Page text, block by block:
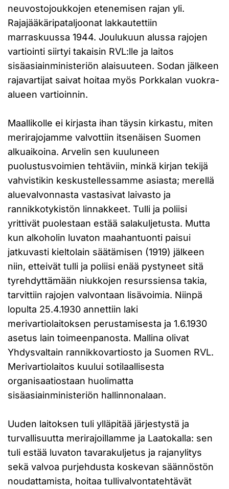
neuvostojoukkojen etenemisen rajan yli.
Rajajääkäripataljoonat lakkautettiin
marraskuussa 1944. Joulukuun alussa rajojen
vartiointi siirtyi takaisin RVL:lle ja laitos
sisäasiainministeriön alaisuuteen. Sodan jälkeen
rajavartijat saivat hoitaa myös Porkkalan vuokra-
alueen vartioinnin.
Maallikolle ei kirjasta ihan täysin kirkastu, miten
merirajojamme valvottiin itsenäisen Suomen
alkuaikoina. Arvelin sen kuuluneen
puolustusvoimien tehtäviin, minkä kirjan tekijä
vahvistikin keskustellessamme asiasta; merellä
aluevalvonnasta vastasivat laivasto ja
rannikkotykistön linnakkeet. Tulli ja poliisi
yrittivät puolestaan estää salakuljetusta. Mutta
kun alkoholin luvaton maahantuonti paisui
jatkuvasti kieltolain säätämisen (1919) jälkeen
niin, etteivät tulli ja poliisi enää pystyneet sitä
tyrehdyttämään niukkojen resurssiensa takia,
tarvittiin rajojen valvontaan lisävoimia. Niinpä
lopulta 25.4.1930 annettiin laki
merivartiolaitoksen perustamisesta ja 1.6.1930
asetus lain toimeenpanosta. Mallina olivat
Yhdysvaltain rannikkovartiosto ja Suomen RVL.
Merivartiolaitos kuului sotilaallisesta
organisaatiostaan huolimatta
sisäasiainministeriön hallinnonalaan.
Uuden laitoksen tuli ylläpitää järjestystä ja
turvallisuutta merirajoillamme ja Laatokalla: sen
tuli estää luvaton tavarakuljetus ja rajanylitys
sekä valvoa purjehdusta koskevan säännöstön
noudattamista, hoitaa tullivalvontatehtävät